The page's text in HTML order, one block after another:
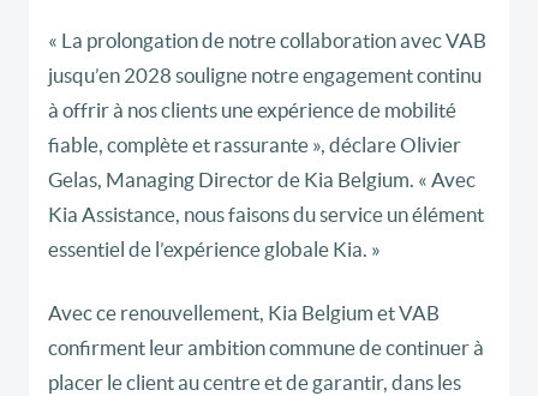
« La prolongation de notre collaboration avec VAB
jusqu’en 2028 souligne notre engagement continu
à offrir à nos clients une expérience de mobilité
fiable, complète et rassurante », déclare Olivier
Gelas, Managing Director de Kia Belgium. « Avec
Kia Assistance, nous faisons du service un élément
essentiel de l’expérience globale Kia. »
Avec ce renouvellement, Kia Belgium et VAB
confirment leur ambition commune de continuer à
placer le client au centre et de garantir, dans les